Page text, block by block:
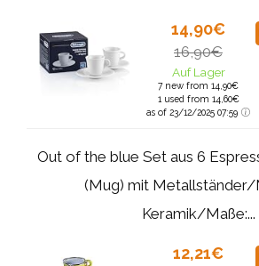
14,90€
16,90€
Auf Lager
7 new from 14,90€
1 used from 14,60€
as of 23/12/2025 07:59
Out of the blue Set aus 6
(Mug) mit Metallständer/
Keramik/Maße:...
12,21€